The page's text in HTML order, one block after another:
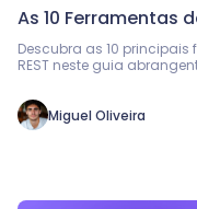
As 10 Ferramentas
O Guia Definitivo
Descubra as 10
REST neste guia
documentação de API
de usar.Miguel Oliveira